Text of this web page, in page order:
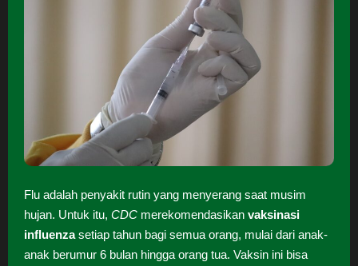
Flu adalah penyakit rutin yang menyerang saat musim
hujan. Untuk itu, CDC merekomendasikan vaksinasi
influenzasetiap tahun bagi semua orang, mulai dari anak-
anak berumur 6 bulan hingga orang tua. Vaksin ini bisa